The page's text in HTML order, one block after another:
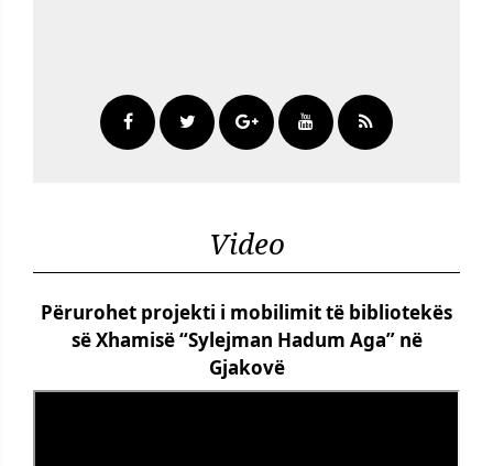
Video
Përurohet projekti i mobilimit të bibliotekës
së Xhamisë “Sylejman Hadum Aga” në
Gjakovë